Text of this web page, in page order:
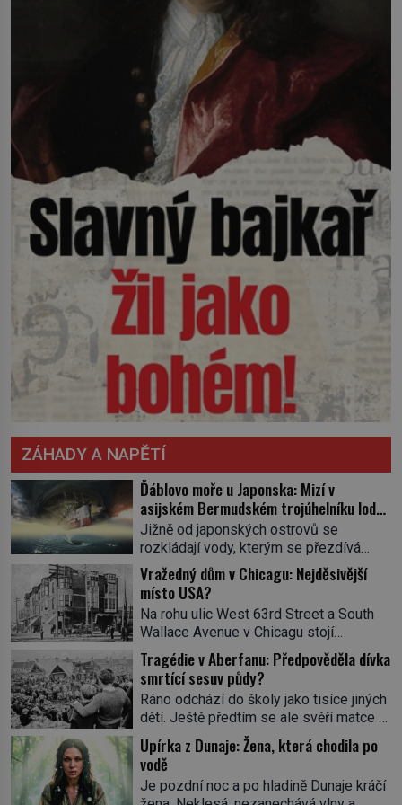
ZÁHADY A NAPĚTÍ
Ďáblovo moře u Japonska: Mizí v
asijském Bermudském trojúhelníku lodě
ve spárech neznámé síly?
Jižně od japonských ostrovů se
rozkládají vody, kterým se přezdívá
Ďáblovo moře. Vypráví se o lodích
mizejících beze stopy, podivných
světlech, zrádných proudech i mořských
dracích, kteří měli tyto končiny střežit už
v dávných legendách. Je tichomořský
Dračí trojúhelník skutečně prokletým
místem, nebo se zde jen nebezpečná
příroda proměnila v jednu z
nejpůsobivějších námořních záhad? […]
Vražedný dům v Chicagu: Nejděsivější
místo USA?
Na rohu ulic West 63rd Street a South
Wallace Avenue v Chicagu stojí
nenápadná pošta. Nemá žádný speciální
nápis ani pamětní desku. A přesto prý
místní zaměstnanci neradi chodí do
sklepa. Právě tady totiž sídlil sériový
vrah H. H. Holmes a také
nejpropracovanější past na lidi
v dějinách americké kriminalistiky.
Herman Webster Mudgett (1861–1896)
přijíždí […]
Tragédie v Aberfanu: Předpověděla dívka
smrtící sesuv půdy?
Ráno odchází do školy jako tisíce jiných
dětí. Ještě předtím se ale svěří matce s
podivným snem. Ve škole, kterou dobře
zná, tentokrát nevidí budovu ani
spolužáky. Místo nich se před ní tyčí
cosi temného. O několik hodin později je
Upírka z Dunaje: Žena, která chodila po
vodě
Je pozdní noc a po hladině Dunaje kráčí